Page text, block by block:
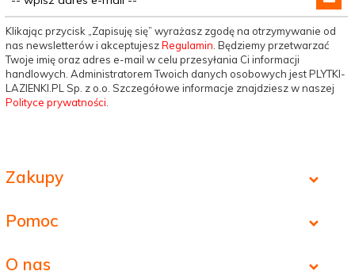
Klikając przycisk „Zapisuję się” wyrażasz zgodę na otrzymywanie od
nas newsletterów i akceptujeszRegulamin . Będziemy przetwarzać
Twoje imię oraz adres e-mail w celu przesyłania Ci informacji
handlowych. Administratorem Twoich danych osobowych jest PLYTKI-
LAZIENKI.PL Sp. z o.o. Szczegółowe informacje znajdziesz w naszej
Polityce prywatności
Zakupy
Pomoc
O nas